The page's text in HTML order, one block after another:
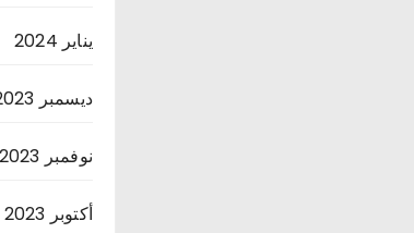
يناير 2024
ديسمبر 2023
نوفمبر 2023
أكتوبر 2023